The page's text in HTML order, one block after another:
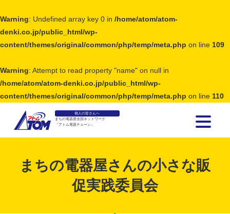
Warning: Undefined array key 0 in /home/atom/atom-
denki.co.jp/public_html/wp-
content/themes/original/common/php/temp/meta.php on line 109
Warning: Attempt to read property "name" on null in
/home/atom/atom-denki.co.jp/public_html/wp-
content/themes/original/common/php/temp/meta.php on line 110
アトム電器チェーン
個人の皆さんへ
まちの電器屋全国ネットワーク
「アトム電器チェーン」
まちの電器屋さんの小さな販
促実践委員会